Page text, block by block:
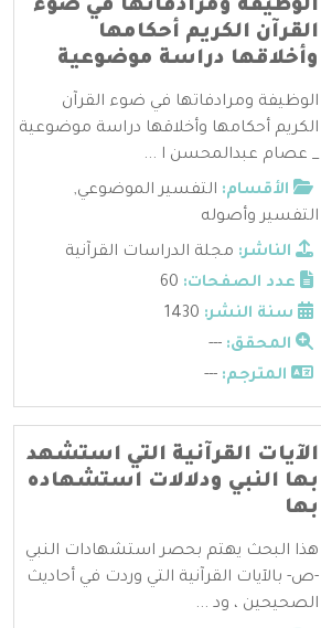
الوظيفة ومرادفاتها في ضوء
القرآن الكريم أحكامها
وأخلاقها دراسة موضوعية
الوظيفة ومرادفاتها في ضوء القرآن
الكريم أحكامها وأخلاقها دراسة موضوعية
_ عصام عبدالمحسن ا ...
الأقسام: التفسير الموضوعي,
التفسير وأصوله
الناشر: مجلة الدراسات القرآنية
عدد الصفحات:
سنة النشر:
المحقق: ---
المترجم: ---
الآيات القرآنية التي استشهد
بها النبي ودلالات استشهاده
بها
هذا البحث يهتم بحصر استشهادات النبي
-ص- بالآيات القرآنية التي وردت في أحاديث
الصحيحين ، ود ...